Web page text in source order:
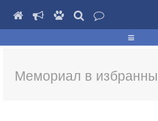
Мемориал в